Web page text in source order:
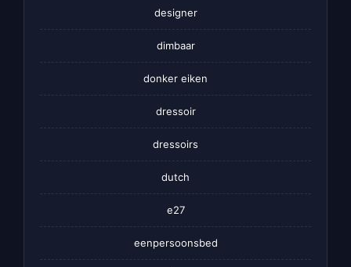
designer
dimbaar
donker eiken
dressoir
dressoirs
dutch
e27
eenpersoonsbed